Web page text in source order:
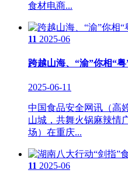
食材电商...
11 2025-06
跨越山海、“渝”你相“
2025-06-11
中国食品安全网讯（高
山城，共舞火锅麻辣情
场）在重庆...
11 2025-06